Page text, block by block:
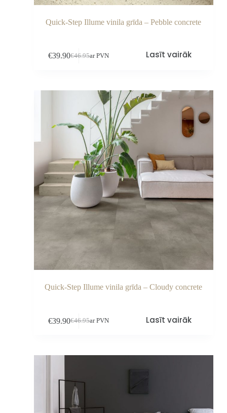
Quick-Step Illume vinila grīda – Pebble concrete
€46.95
€39.90 ar PVN Lasīt vairāk
Quick-Step Illume vinila grīda – Cloudy concrete
€46.95
€39.90 ar PVN Lasīt vairāk